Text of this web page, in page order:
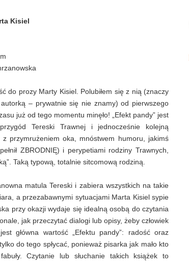
Kisiel
do prozy Marty Kisiel. Polubiłem się z nią (znaczy
– prywatnie się nie znamy) od pierwszego
już od tego momentu minęło! „Efekt pandy” jest
Tereski Trawnej i jednocześnie kolejną
przymrużeniem oka, mnóstwem humoru, jakimś
ZBRODNIĘ) i perypetiami rodziny Trawnych,
Taką typową, totalnie sitcomową rodziną.
matula Tereski i zabiera wszystkich na takie
a przezabawnymi sytuacjami Marta Kisiel sypie
przy okazji wydaje się idealną osobą do czytania
jak przeczytać dialogi lub opisy, żeby człowiek
główna wartość „Efektu pandy”: radość oraz
do tego spłycać, ponieważ pisarka jak mało kto
Czytanie lub słuchanie takich książek to